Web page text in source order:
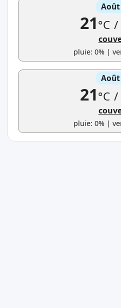
Août
21°C /
pluie: 0% |
Août
21°C /
pluie: 0% |